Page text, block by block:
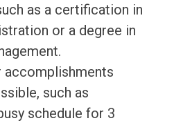
as a certification in
or a degree in
accomplishments
such as
schedule for 3